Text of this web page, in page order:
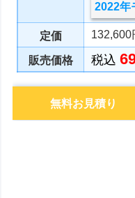
2022年
定価 132,600
販売価格 税込
無料お見積り